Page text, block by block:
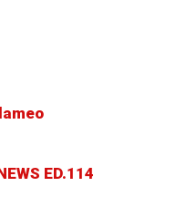
ED.114